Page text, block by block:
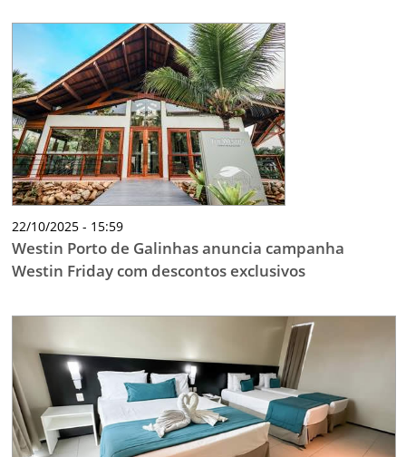
22/10/2025 - 15:59
Westin Porto de Galinhas anuncia campanha
Westin Friday com descontos exclusivos